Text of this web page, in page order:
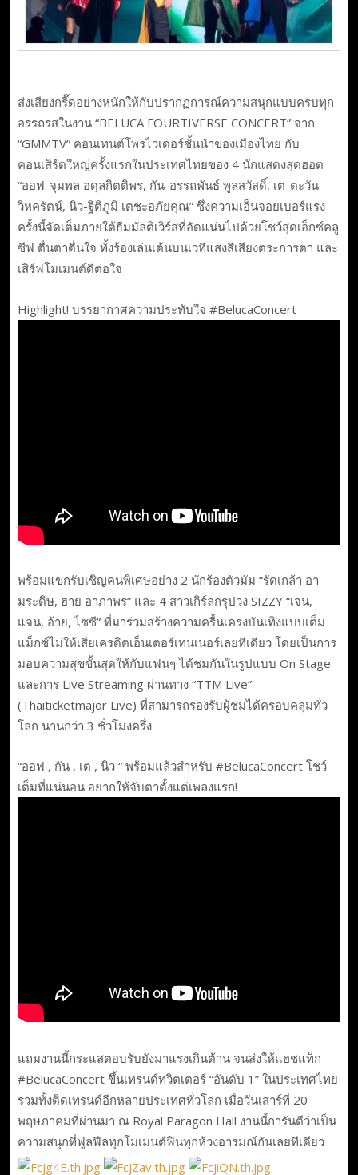
ส่งเสียงกรี๊ดอย่างหนักให้กับปรากฏการณ์ความสนุกแบบครบทุก
อรรถรสในงาน “BELUCA FOURTIVERSE CONCERT” จาก
“GMMTV” คอนเทนต์โพรไวเดอร์ชั้นนำของเมืองไทย กับ
คอนเสิร์ตใหญ่ครั้งแรกในประเทศไทยของ 4 นักแสดงสุดฮอต
“ออฟ-จุมพล อดุลกิตติพร, กัน-อรรถพันธ์ พูลสวัสดิ์, เต-ตะวัน
วิหครัตน์, นิว-ฐิติภูมิ เตชะอภัยคุณ” ซึ่งความเอ็นจอยเบอร์แรง
ครั้งนี้จัดเต็มภายใต้ธีมมัลติเวิร์สที่อัดแน่นไปด้วยโชว์สุดเอ็กซ์คลู
ซีฟ ตื่นตาตื่นใจ ทั้งร้องเล่นเต้นบนเวทีแสงสีเสียงตระการตา และ
เสิร์ฟโมเมนต์ดีต่อใจ
Highlight! บรรยากาศความประทับใจ #BelucaConcert
พร้อมแขกรับเชิญคนพิเศษอย่าง 2 นักร้องตัวมัม “รัดเกล้า อา
มระดิษ, ฮาย อาภาพร” และ 4 สาวเกิร์ลกรุปวง SIZZY “เจน,
แจน, อ้าย, ไซซี” ที่มาร่วมสร้างความครื้นเครงบันเทิงแบบเต็ม
แม็กซ์ไม่ให้เสียเครดิตเอ็นเตอร์เทนเนอร์เลยทีเดียว โดยเป็นการ
มอบความสุขขั้นสุดให้กับแฟนๆ ได้ชมกันในรูปแบบ On Stage
และการ Live Streaming ผ่านทาง “TTM Live”
(Thaiticketmajor Live) ที่สามารถรองรับผู้ชมได้ครอบคลุมทั่ว
โลก นานกว่า 3 ชั่วโมงครึ่ง
“ออฟ , กัน , เต , นิว “ พร้อมแล้วสำหรับ #BelucaConcert โชว์
เต็มที่แน่นอน อยากให้จับตาตั้งแต่เพลงแรก!
แถมงานนี้กระแสตอบรับยังมาแรงเกินต้าน จนส่งให้แฮชแท็ก
#BelucaConcert ขึ้นเทรนด์ทวิตเตอร์ “อันดับ 1” ในประเทศไทย
รวมทั้งติดเทรนด์อีกหลายประเทศทั่วโลก เมื่อวันเสาร์ที่ 20
พฤษภาคมที่ผ่านมา ณ Royal Paragon Hall งานนี้การันตีว่าเป็น
ความสนุกที่ฟูลฟีลทุกโมเมนต์ฟินทุกห้วงอารมณ์กันเลยทีเดียว